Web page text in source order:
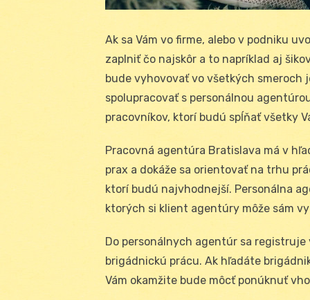
Ak sa Vám vo firme, alebo v podniku
zaplniť čo najskôr a to napríklad aj
bude vyhovovať vo všetkých smeroch
spolupracovať s personálnou
pracovníkov, ktorí budú spĺňať všetky
Pracovná agentúra Bratislava má v
prax a dokáže sa orientovať na trhu
ktorí budú najvhodnejší. Personálna
ktorých si klient agentúry môže sám
Do personálnych agentúr sa
brigádnickú prácu. Ak hľadáte
Vám okamžite bude môcť ponúknuť